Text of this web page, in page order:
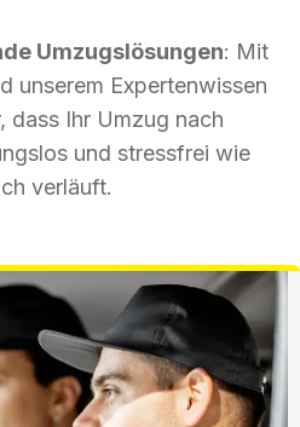
Umzugslösungen: Mit
unserem Expertenwissen
dass Ihr Umzug nach
und stressfrei wie
verläuft.